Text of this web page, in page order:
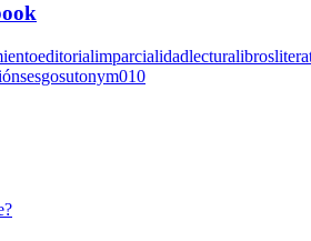
editorialimparcialidadlecturalibros
sesgosutonym010